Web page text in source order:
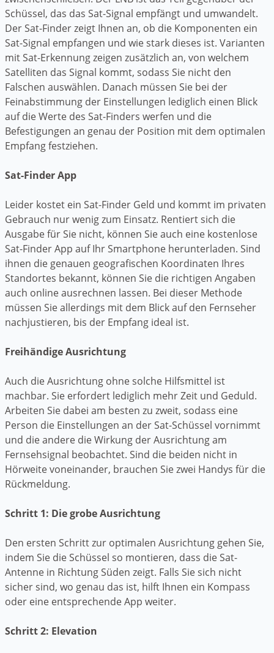
Schüssel, das das Sat-Signal empfängt und umwandelt.
Der Sat-Finder zeigt Ihnen an, ob die Komponenten ein
Sat-Signal empfangen und wie stark dieses ist. Varianten
mit Sat-Erkennung zeigen zusätzlich an, von welchem
Satelliten das Signal kommt, sodass Sie nicht den
Falschen auswählen. Danach müssen Sie bei der
Feinabstimmung der Einstellungen lediglich einen Blick
auf die Werte des Sat-Finders werfen und die
Befestigungen an genau der Position mit dem optimalen
Empfang festziehen.
Sat-Finder App
Leider kostet ein Sat-Finder Geld und kommt im privaten
Gebrauch nur wenig zum Einsatz. Rentiert sich die
Ausgabe für Sie nicht, können Sie auch eine kostenlose
Sat-Finder App auf Ihr Smartphone herunterladen. Sind
ihnen die genauen geografischen Koordinaten Ihres
Standortes bekannt, können Sie die richtigen Angaben
auch online ausrechnen lassen. Bei dieser Methode
müssen Sie allerdings mit dem Blick auf den Fernseher
nachjustieren, bis der Empfang ideal ist.
Freihändige Ausrichtung
Auch die Ausrichtung ohne solche Hilfsmittel ist
machbar. Sie erfordert lediglich mehr Zeit und Geduld.
Arbeiten Sie dabei am besten zu zweit, sodass eine
Person die Einstellungen an der Sat-Schüssel vornimmt
und die andere die Wirkung der Ausrichtung am
Fernsehsignal beobachtet. Sind die beiden nicht in
Hörweite voneinander, brauchen Sie zwei Handys für die
Rückmeldung.
Schritt 1: Die grobe Ausrichtung
Den ersten Schritt zur optimalen Ausrichtung gehen Sie,
indem Sie die Schüssel so montieren, dass die Sat-
Antenne in Richtung Süden zeigt. Falls Sie sich nicht
sicher sind, wo genau das ist, hilft Ihnen ein Kompass
oder eine entsprechende App weiter.
Schritt 2: Elevation